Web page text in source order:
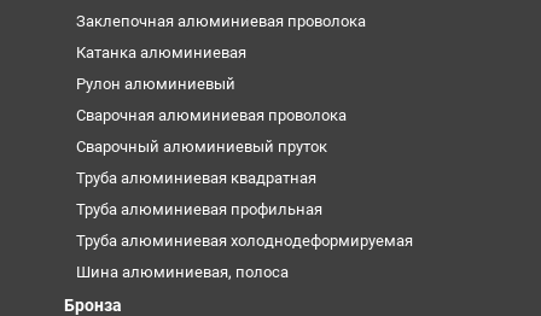
Заклепочная алюминиевая проволока
Катанка алюминиевая
Рулон алюминиевый
Сварочная алюминиевая проволока
Сварочный алюминиевый пруток
Труба алюминиевая квадратная
Труба алюминиевая профильная
Труба алюминиевая холоднодеформируемая
Шина алюминиевая, полоса
Бронза